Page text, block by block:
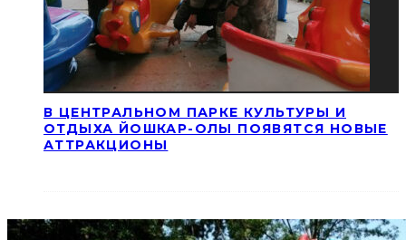
В ЦЕНТРАЛЬНОМ ПАРКЕ КУЛЬТУРЫ И
ОТДЫХА ЙОШКАР-ОЛЫ ПОЯВЯТСЯ НОВЫЕ
АТТРАКЦИОНЫ